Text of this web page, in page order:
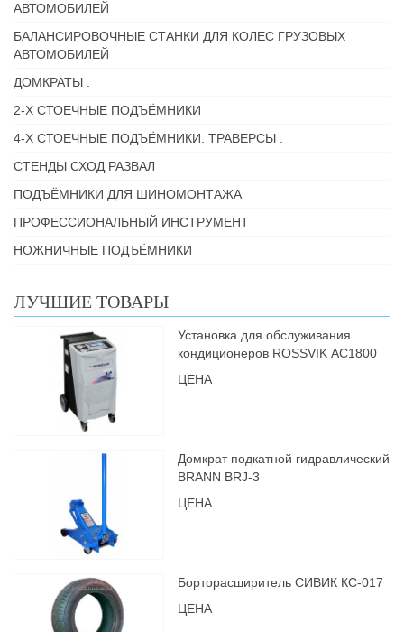
АВТОМОБИЛЕЙ
БАЛАНСИРОВОЧНЫЕ СТАНКИ ДЛЯ КОЛЕС ГРУЗОВЫХ
АВТОМОБИЛЕЙ
ДОМКРАТЫ .
2-Х СТОЕЧНЫЕ ПОДЪЁМНИКИ
4-Х СТОЕЧНЫЕ ПОДЪЁМНИКИ. ТРАВЕРСЫ .
СТЕНДЫ СХОД РАЗВАЛ
ПОДЪЁМНИКИ ДЛЯ ШИНОМОНТАЖА
ПРОФЕССИОНАЛЬНЫЙ ИНСТРУМЕНТ
НОЖНИЧНЫЕ ПОДЪЁМНИКИ
ЛУЧШИЕ ТОВАРЫ
Установка для обслуживания
кондиционеров ROSSVIK АС1800
ЦЕНА
Домкрат подкатной гидравлический
BRANN BRJ-3
ЦЕНА
Борторасширитель СИВИК КС-017
ЦЕНА